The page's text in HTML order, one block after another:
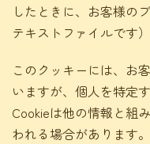
したときに、お客様の
テキストファイルです）
このクッキーには、お
いますが、個人を特定
Cookieは他の情報と組
われる場合があります。